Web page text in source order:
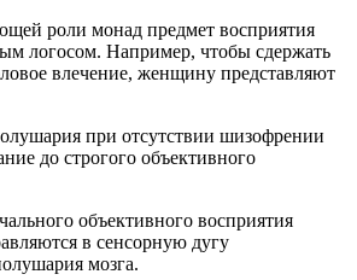
роли монад предмет восприятия
логосом. Например, чтобы сдержать
влечение, женщину представляют
при отсутствии шизофрении
до строгого объективного
объективного восприятия
в сенсорную дугу
мозга.